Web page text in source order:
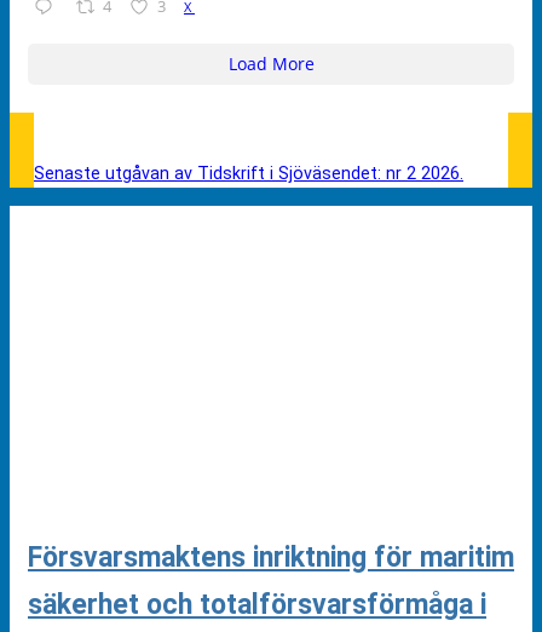
4 3 X
Load More
Senaste utgåvan av Tidskrift i Sjöväsendet: nr 2 2026.
Försvarsmaktens inriktning för maritim
säkerhet och totalförsvarsförmåga i